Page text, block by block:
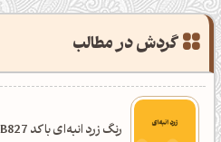
گردش در مطالب
رنگ زرد انبه‌ای با کد FDB827